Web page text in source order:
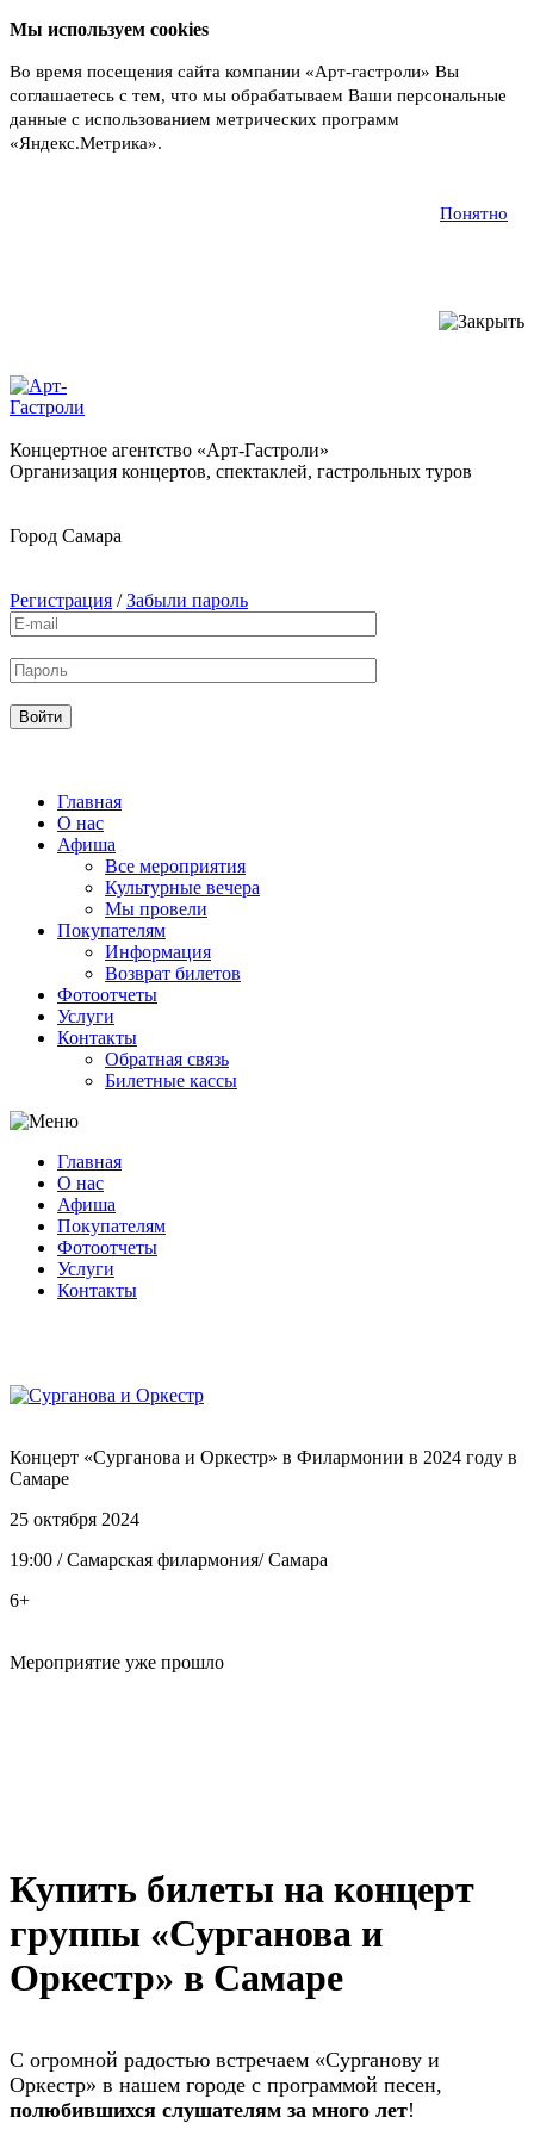
Мы используем cookies
Во время посещения сайта компании «Арт-гастроли» Вы
соглашаетесь с тем, что мы обрабатываем Ваши персональные
данные с использованием метрических программ
«Яндекс.Метрика».
Понятно
Концертное агентство «Арт-Гастроли»
Организация концертов, спектаклей, гастрольных туров
Город Самара
Регистрация / Забыли пароль
Главная
О нас
Афиша
Все мероприятия
Культурные вечера
Мы провели
Покупателям
Информация
Возврат билетов
Фотоотчеты
Услуги
Контакты
Обратная связь
Билетные кассы
Главная
О нас
Афиша
Покупателям
Фотоотчеты
Услуги
Контакты
Концерт «Сурганова и Оркестр» в Филармонии в 2024 году в
Самаре
25 октября 2024
19:00 /Самарская филармония/Самара
6+
Мероприятие уже прошло
Купить билеты на концерт
группы «Сурганова и
Оркестр» в Самаре
С огромной радостью встречаем «Сурганову и
Оркестр» в нашем городе с программой песен,
полюбившихся слушателям за много лет!